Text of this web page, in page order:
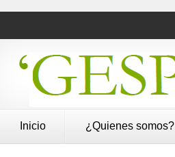
Inicio ¿Quienes somos?